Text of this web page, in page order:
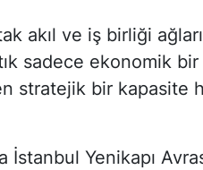
akıl ve iş birliği
sadece ekonomik
stratejik bir kapasite
İstanbul Yenikapı